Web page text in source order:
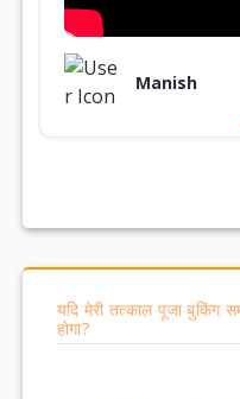
Manish
यदि मेरी तत्काल पूजा बुकिंग
होगा?